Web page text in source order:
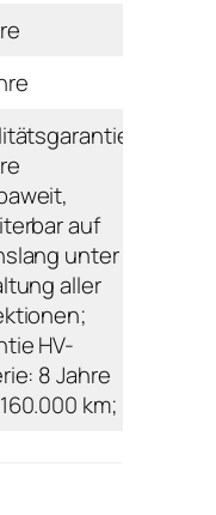
auf
unter
aller
HV-
8 Jahre
km;